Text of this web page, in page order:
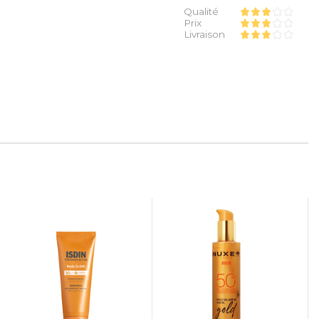
Qualité
Prix
Livraison